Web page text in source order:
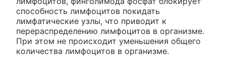
способность лимфоцитов покидать
лимфатические узлы, что приводит к
перераспределению лимфоцитов в организме.
При этом не происходит уменьшения общего
количества лимфоцитов в организме.